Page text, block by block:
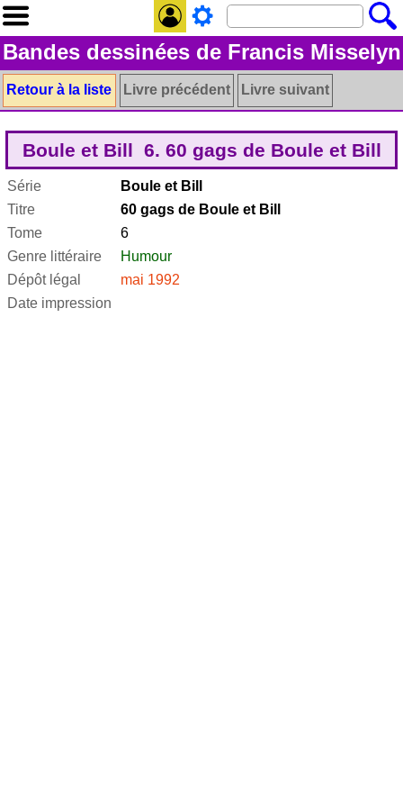
Bandes dessinées de Francis Misselyn
Retour à la liste Livre précédent Livre suivant
Boule et Bill 6. 60 gags de Boule et Bill
Série
Boule et Bill
Titre
60 gags de Boule et Bill
Tome
6
Genre littéraire
Humour
Dépôt légal
mai 1992
Date impression